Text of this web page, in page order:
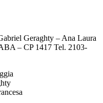
Geraghty – Ana Laura
– CP 1417 Tel. 2103-